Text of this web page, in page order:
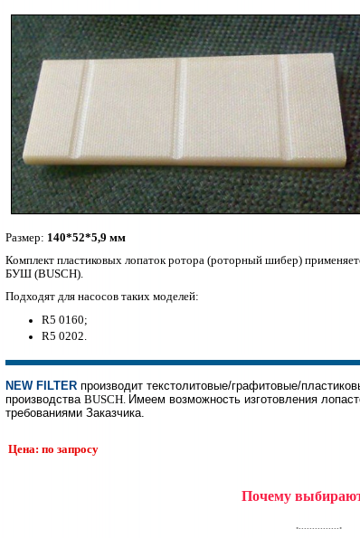
Размер: 140*52*5,9 мм
Комплект пластиковых лопаток ротора (роторный шибер)
БУШ (BUSCH).
Подходят для насосов таких моделей:
R5 0160;
R5 0202.
NEW FILTERпроизводит текстолитовые/графитовые/
производства BUSCH. Имеем возможность изготовления
требованиями Заказчика.
Цена: по запросу
Почему
. .